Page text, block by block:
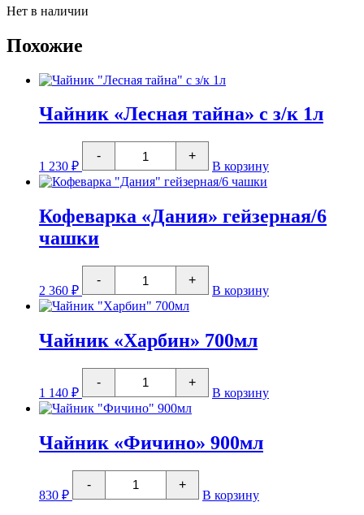
Нет в наличии
Похожие
Чайник «Лесная тайна» с з/к 1л
1 230 ₽
-
Количество
товара
Чайник
"Лесная
с
з/
+
В корзину
Кофеварка «Дания» гейзерная/6
чашки
2 360 ₽
-
Количество
товара
Кофеварка
"Дания"
чашки
+
В корзину
Чайник «Харбин» 700мл
1 140 ₽
-
Количество
товара
Чайник
"Харбин"
+
В корзину
Чайник «Фичино» 900мл
830 ₽
-
Количество
товара
Чайник
+
В корзину